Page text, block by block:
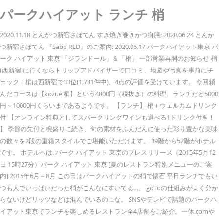
パークハイアット ランチ 梢
2020.11.18 とんかつ新宿さぼてん すき焼き巻きかつ御膳; 2020.06.24 とんか
つ新宿さぼてん 『Sabo RED』のご案内; 2020.06.17 パークハイアット東京 パ
ーク ハイアット 東京 「ジランドール」＆「梢」 一部営業再開のお知らせ 梢
(西新宿)に行くならトリップアドバイザーで口コミ、地図や写真を事前にチ
ェック！梢は西新宿で33位(1,781件中)、4点の評価を受けています。 今回頼
んだコースは【kozue 梢】という4800円（税抜き）の料理。ランチだと5000
円～10000円くらいまであるようです。 【ランチ】 梢＋ウェルカムドリンク
付 【オンライン特典としてスパークリングワインも選べる1ドリンク付き！
】 季節の先付と椀盛りに続き、旬の素材をふんだんに使った彩り豊かな美味
の数々を2段の重箱スタイルでご堪能いただけます。 39階から52階がホテル
です。 ホテルへは. パーク ハイアット 東京のプレスリリース（2015年5月12
日 15時27分）パーク ハイアット 東京 [夏のレストラン特別メニューのご案
内] 2015年6月～8月 この日はパークハイアットの梢で懐石 平日ランチでもい
つも人でいっぱいだった梢がこんなにすいてる…。 goToの仕組みがよく分か
らないけどリッツなどは混んでいるのにな。 SNSやテレビで話題のパークハ
イアット東京でランチを楽しめるレストラン全4店舗をご紹介。一休.comや